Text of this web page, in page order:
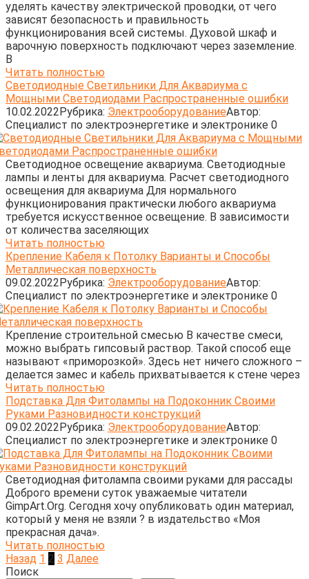
уделять качеству электрической проводки, от чего
зависят безопасность и правильность
функционирования всей системы. Духовой шкаф и
варочную поверхность подключают через заземление.
В
Читать полностью
Светодиодные Светильники Для Аквариума с
Мощными Светодиодами Распространенные ошибки
10.02.2022Рубрика: ЭлектрооборудованиеАвтор:
Cпециалист по электроэнергетике и электронике 0
Светодиодное освещение аквариума. Светодиодные
лампы и ленты для аквариума. Расчет светодиодного
освещения для аквариума Для нормального
функционирования практически любого аквариума
требуется искусственное освещение. В зависимости
от количества заселяющих
Читать полностью
Крепление Кабеля к Потолку Варианты и Способы
Металлическая поверхность
09.02.2022Рубрика: ЭлектрооборудованиеАвтор:
Cпециалист по электроэнергетике и электронике 0
Крепление строительной смесью В качестве смеси,
можно выбрать гипсовый раствор. Такой способ еще
называют «приморозкой». Здесь нет ничего сложного –
делается замес и кабель прихватывается к стене через
Читать полностью
Подставка Для Фитолампы на Подоконник Своими
Руками Разновидности конструкций
09.02.2022Рубрика: ЭлектрооборудованиеАвтор:
Cпециалист по электроэнергетике и электронике 0
Светодиодная фитолампа своими руками для рассады
Доброго времени суток уважаемые читатели
GimpArt.Org. Сегодня хочу опубликовать один материал,
который у меня не взяли ? в издательство «Моя
прекрасная дача».
Читать полностью
Пагинация
записей
Назад 1 2 3 Далее
Поиск